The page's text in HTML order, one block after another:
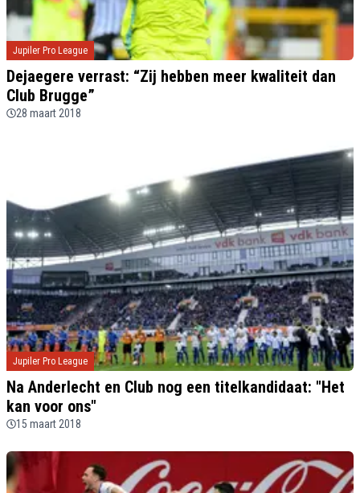
Jupiler Pro League
Dejaegere verrast: “Zij hebben meer kwaliteit dan
Club Brugge”
28 maart 2018
Jupiler Pro League
Na Anderlecht en Club nog een titelkandidaat: "Het
kan voor ons"
15 maart 2018